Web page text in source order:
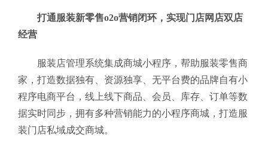
打通服装新零售o2o营销闭环，实现门店网店双店
经营
服装店管理系统集成商城小程序，帮助服装零售商
家，打造数据独有、资源独享、无平台费的品牌自有小
程序电商平台，线上线下商品、会员、库存、订单等数
据实时同步，拥有多种营销能力的小程序商城，打造服
装门店私域成交商城。